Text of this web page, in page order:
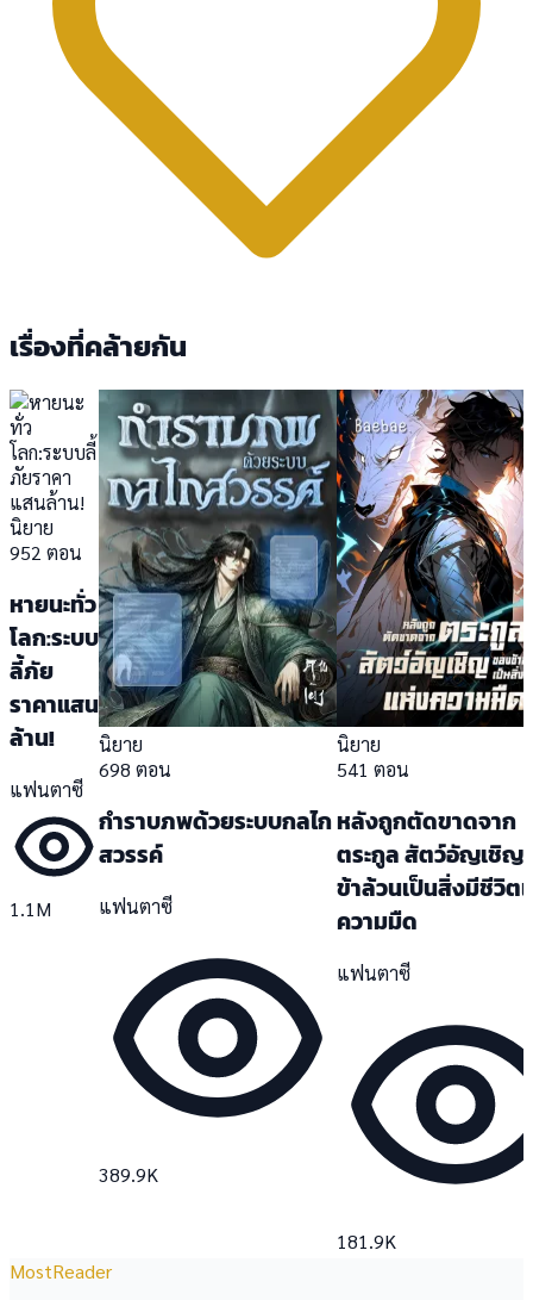
เรื่องที่คล้ายกัน
นิยาย
952 ตอน
หายนะทั่ว
โลก:ระบบ
ลี้ภัย
ราคาแสน
ล้าน!
แฟนตาซี
1.1M
นิยาย
698 ตอน
กำราบภพด้วยระบบกลไก
สวรรค์
แฟนตาซี
389.9K
นิยาย
541 ตอน
หลังถูกตัดขาดจาก
ตระกูล สัตว์อัญเชิญ
ข้าล้วนเป็นสิ่งมีชีวิต
ความมืด
แฟนตาซี
181.9K
MostReader